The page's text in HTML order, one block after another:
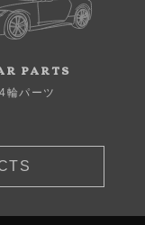
parts
4輪パーツ